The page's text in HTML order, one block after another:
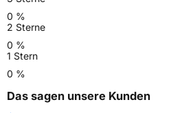
0 %
2 Sterne
0 %
1 Stern
0 %
Das sagen unsere Kunden